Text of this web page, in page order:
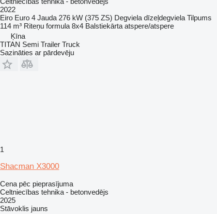
2022
Eiro Euro 4 Jauda 276 kW (375 ZS) Degviela dīzeļdegviela Tilpums
114 m³ Riteņu formula 8x4 Balstiekārta atspere/atspere
Ķīna
TITAN Semi Trailer Truck
Sazināties ar pārdevēju
1
Shacman X3000
Cena pēc pieprasījuma
Celtniecības tehnika - betonvedējs
2025
Stāvoklis jauns